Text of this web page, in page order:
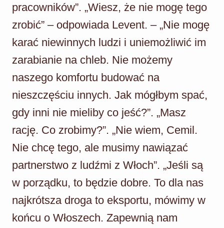
pracowników”. „Wiesz, że nie mogę tego
zrobić” – odpowiada Levent. – „Nie mogę
karać niewinnych ludzi i uniemożliwić im
zarabianie na chleb. Nie możemy
naszego komfortu budować na
nieszczęściu innych. Jak mógłbym spać,
gdy inni nie mieliby co jeść?”. „Masz
rację. Co zrobimy?”. „Nie wiem, Cemil.
Nie chcę tego, ale musimy nawiązać
partnerstwo z ludźmi z Włoch”. „Jeśli są
w porządku, to będzie dobre. To dla nas
najkrótsza droga to eksportu, mówimy w
końcu o Włoszech. Zapewnią nam